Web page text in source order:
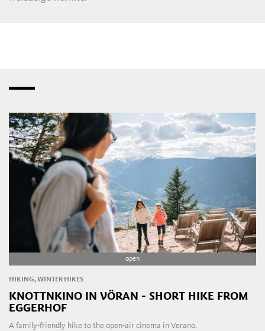
open
HIKING, WINTER HIKES
KNOTTNKINO IN VÖRAN - SHORT HIKE FROM
EGGERHOF
A family-friendly hike to the open-air cinema in Verano.